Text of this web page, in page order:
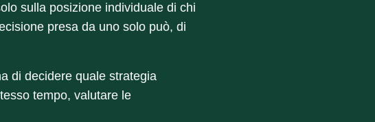
sulla posizione individuale di chi
presa da uno solo può, di
di decidere quale strategia
tempo, valutare le